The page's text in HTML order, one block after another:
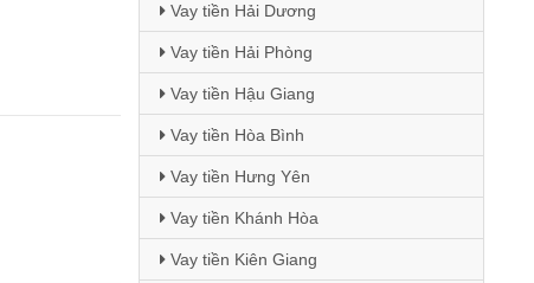
Vay tiền Hải Dương
Vay tiền Hải Phòng
Vay tiền Hậu Giang
Vay tiền Hòa Bình
Vay tiền Hưng Yên
Vay tiền Khánh Hòa
Vay tiền Kiên Giang